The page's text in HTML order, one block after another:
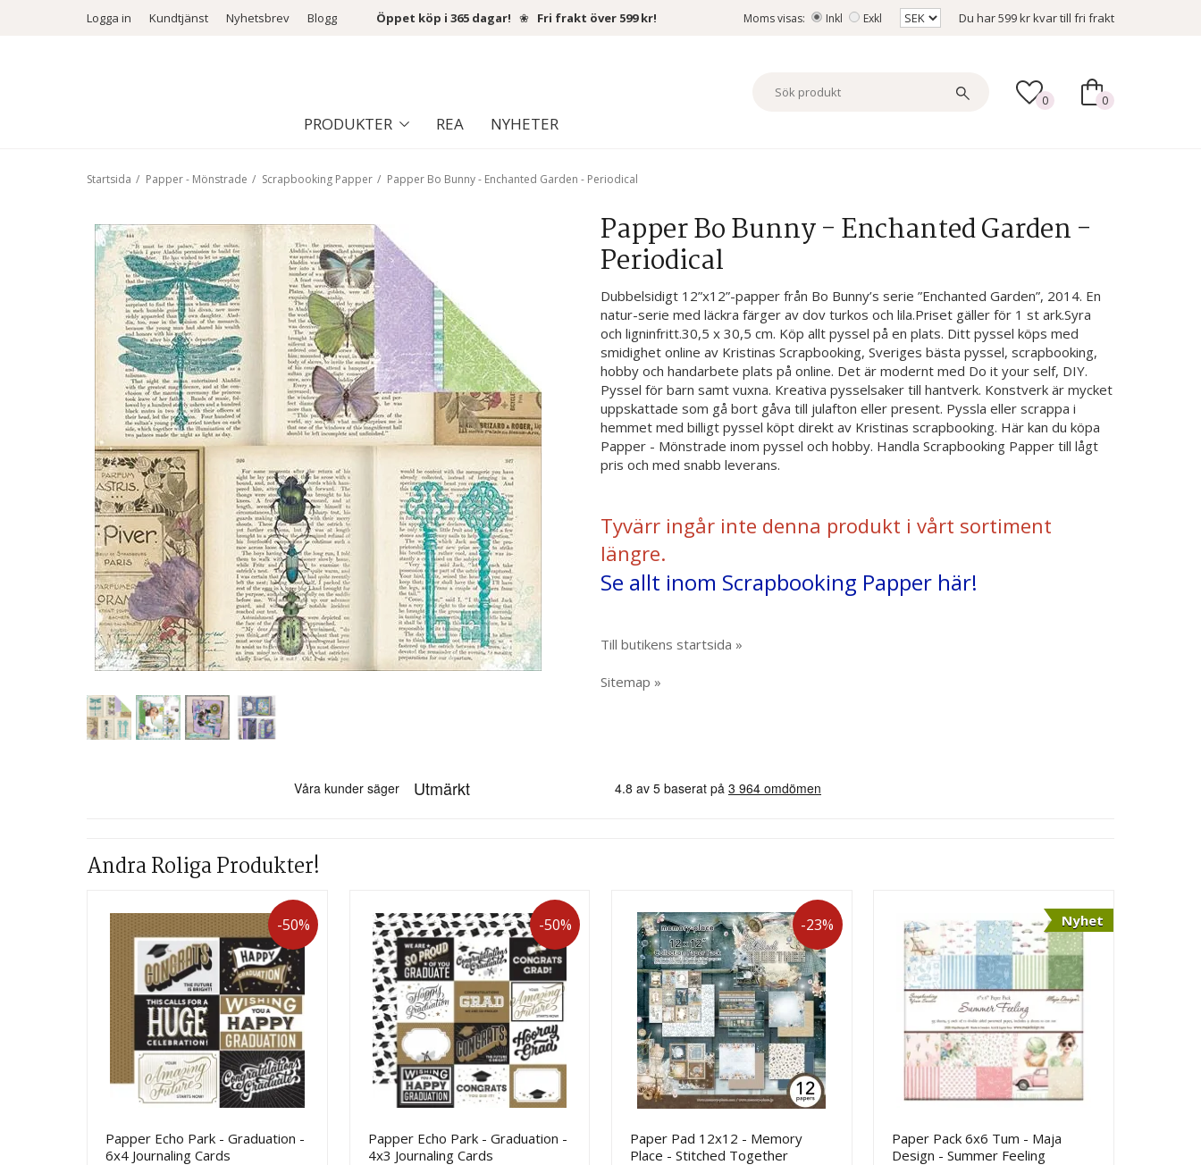
Logga in Kundtjänst Nyhetsbrev Blogg Öppet köp i 365 dagar! ❀ Fri frakt över 599 kr! Moms visas: Inkl Exkl Du har599 krkvar till fri frakt
PRODUKTER REA NYHETER
0 0
Startsida / Papper - Mönstrade / Scrapbooking Papper / Papper Bo Bunny - Enchanted Garden - Periodical
Papper Bo Bunny - Enchanted Garden -
Periodical
Dubbelsidigt 12”x12”-papper från Bo Bunny’s serie ”Enchanted Garden”, 2014. En
natur-serie med läckra färger av dov turkos och lila.Priset gäller för 1 st ark.Syra
och ligninfritt.30,5 x 30,5 cm. Köp allt pyssel på en plats. Ditt pyssel köps med
smidighet online av Kristinas Scrapbooking, Sveriges bästa pyssel, scrapbooking,
hobby och handarbete plats på online. Det är modernt med Do it your self, DIY.
Pyssel för barn samt vuxna. Kreativa pysselsaker till hantverk. Konstverk är mycket
uppskattade som gå bort gåva till julafton eller present. Pyssla eller scrappa i
hemmet med billigt pyssel köpt direkt av Kristinas scrapbooking. Här kan du köpa
Papper - Mönstrade inom pyssel och hobby. Handla Scrapbooking Papper till lågt
pris och med snabb leverans.
Tyvärr ingår inte denna produkt i vårt sortiment
längre.
Se allt inom Scrapbooking Papper här!
Till butikens startsida »
Sitemap »
Andra Roliga Produkter!
-50%
Papper Echo Park - Graduation -
6x4 Journaling Cards
-50%
Papper Echo Park - Graduation -
4x3 Journaling Cards
-23%
Paper Pad 12x12 - Memory
Place - Stitched Together
Nyhet
Paper Pack 6x6 Tum - Maja
Design - Summer Feeling